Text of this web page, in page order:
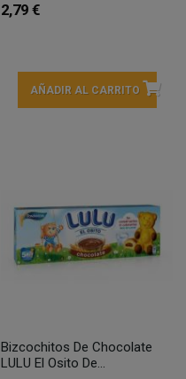
2,79 €
AÑADIR AL CARRITO
Bizcochitos De Chocolate
LULU El Osito De...